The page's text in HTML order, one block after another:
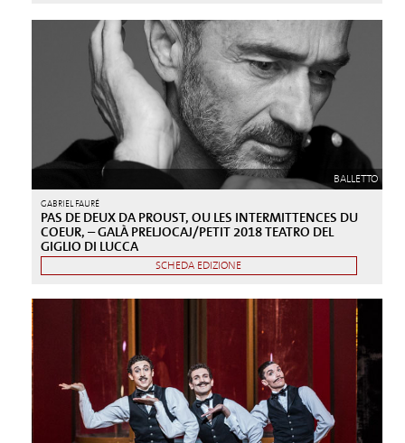
BALLETTO
GABRIEL FAURÉ
PAS DE DEUX DA PROUST, OU LES INTERMITTENCES DU
COEUR, – GALÀ PRELJOCAJ/PETIT 2018 TEATRO DEL
GIGLIO DI LUCCA
SCHEDA EDIZIONE